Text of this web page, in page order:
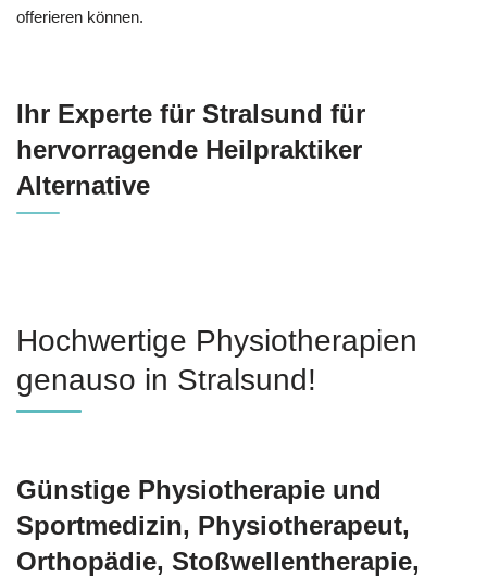
offerieren können.
Ihr Experte für Stralsund für
hervorragende Heilpraktiker
Alternative
Hochwertige Physiotherapien
genauso in Stralsund!
Günstige Physiotherapie und
Sportmedizin, Physiotherapeut,
Orthopädie, Stoßwellentherapie,